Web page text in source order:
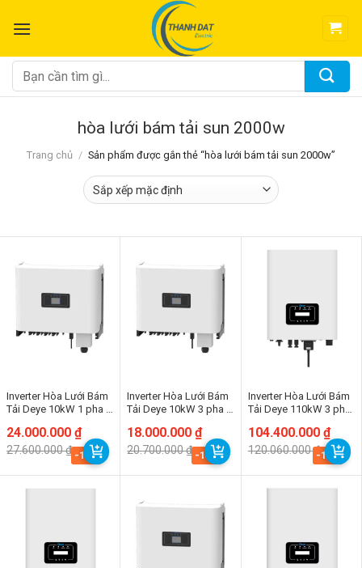
đến
dung
Tìm
kiếm:
hòa lưới bám tải sun 2000w
Trang chủ / Sản phẩm được gắn thẻ “hòa lưới bám tải sun 2000w”
Inverter Hòa Lưới Bám
Tải Deye 10kW 1 pha |
AM2
27.600.000₫
Giá
gốc
là:
27.600.000 ₫.
24.000.000 ₫
Giá
hiện
tại
24.000.000 ₫.
-13%
Inverter Hòa Lưới Bám
Tải Deye 10kW 3 pha |
AM2
20.700.000₫
Giá
gốc
là:
20.700.000 ₫.
18.000.000₫
Giá
hiện
tại
18.000.000 ₫.
-13%
Inverter Hòa Lưới Bám
Tải Deye 110kW 3 pha
120.060.000₫
Giá
gốc
là:
120.060.000 ₫.
104.400.000 ₫
Giá
hiện
tại
104.400.000 ₫.
-13%